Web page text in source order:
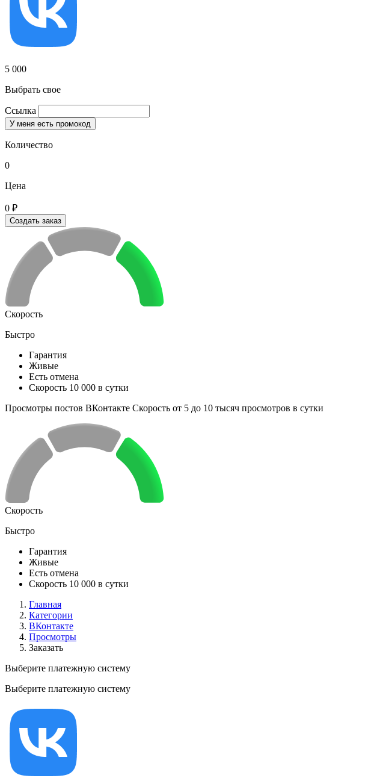
5 000
Выбрать свое
Ссылка
У меня есть промокод
Количество
0
Цена
0 ₽
Создать заказ
Скорость
Быстро
Гарантия
Живые
Есть отмена
Скорость 10 000 в сутки
Просмотры постов ВКонтакте Скорость от 5 до 10 тысяч просмотров в сутки
Скорость
Быстро
Гарантия
Живые
Есть отмена
Скорость 10 000 в сутки
Главная
Категории
ВКонтакте
Просмотры
Заказать
Выберите платежную систему
Выберите платежную систему